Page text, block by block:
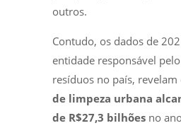
outros.
Contudo, os dados de
entidade responsável
resíduos no país, revelam
de limpeza urbana
de R$27,3 bilhões no